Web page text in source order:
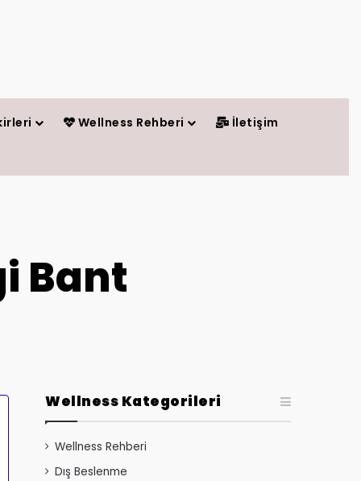
Wellness Rehberi İletişim
Bant
Wellness Kategorileri
Wellness Rehberi
Dış Beslenme